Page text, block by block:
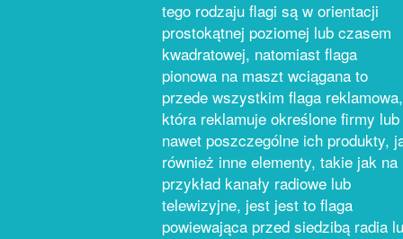
tego rodzaju flagi są w orientacji
prostokątnej poziomej lub czasem
kwadratowej, natomiast flaga
pionowa na maszt wciągana to
przede wszystkim flaga reklamowa,
która reklamuje określone firmy lub
nawet poszczególne ich produkty,
również inne elementy, takie jak na
przykład kanały radiowe lub
telewizyjne, jest jest to flaga
powiewająca przed siedzibą radia